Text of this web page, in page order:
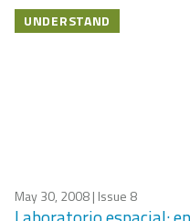
UNDERSTAND
May 30, 2008| Issue 8